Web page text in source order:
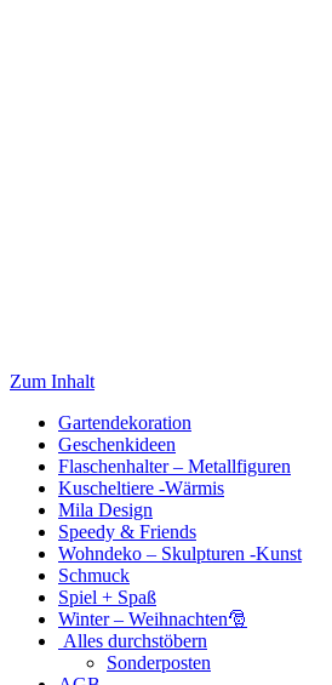
Zum Inhalt
Gartendekoration
Geschenkideen
Flaschenhalter – Metallfiguren
Kuscheltiere -Wärmis
Mila Design
Speedy & Friends
Wohndeko – Skulpturen -Kunst
Schmuck
Spiel + Spaß
Winter – Weihnachten🎅
Alles durchstöbern
Sonderposten